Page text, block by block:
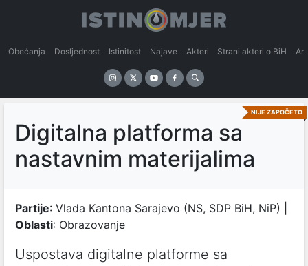
Obećanja Dosljednost Istinitost Najave Akteri Strani akteri o BiH
NIJE ZAPOČETO
Digitalna platforma sa
nastavnim materijalima
Partije: Vlada Kantona Sarajevo (NS, SDP BiH, NiP) |
Oblasti: Obrazovanje
Uspostava digitalne platforme sa